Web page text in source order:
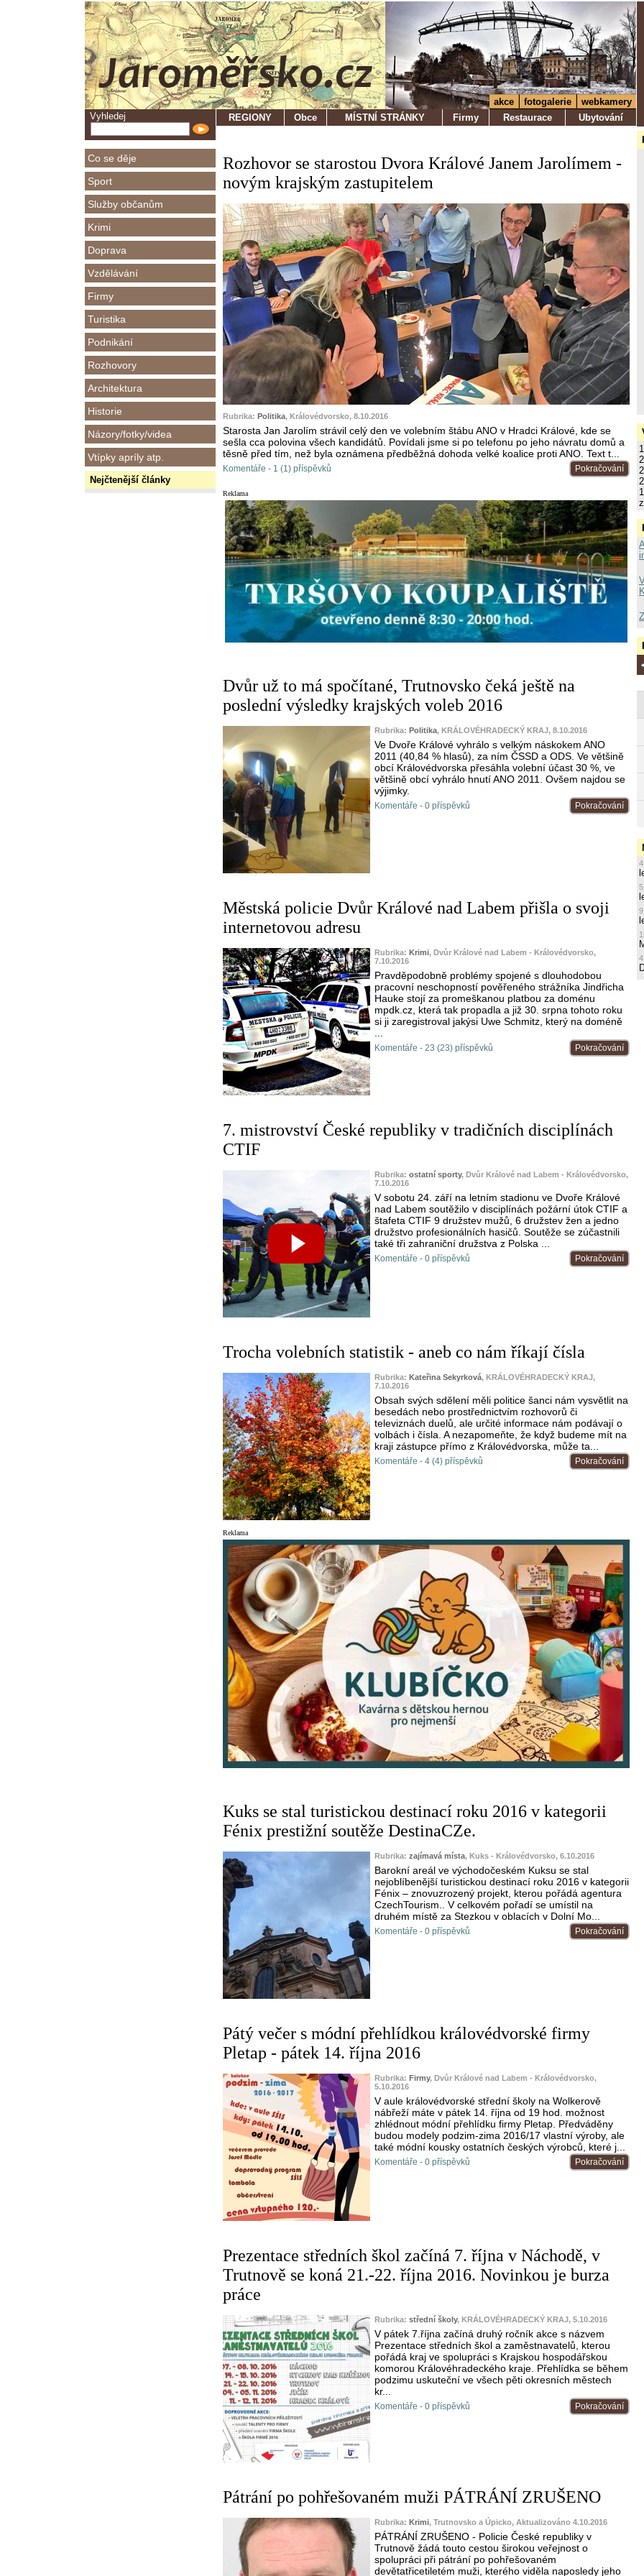
Vyhledej
Co se děje
Sport
Služby občanům
Krimi
Doprava
Vzdělávání
Firmy
Turistika
Podnikání
Rozhovory
Architektura
Historie
Názory/fotky/videa
Vtípky apríly atp.
Nejčtenější články
akce fotogalerie
webkamery
REGIONY
Obce MÍSTNÍ STRÁNKY Firmy Restaurace Ubytování
Rozhovor se starostou Dvora Králové Janem Jarolímem -
novým krajským zastupitelem
Rubrika: Politika, Královédvorsko, 8.10.2016
Starosta Jan Jarolím strávil celý den ve volebním štábu ANO v Hradci Králové, kde se
sešla cca polovina všech kandidátů. Povídali jsme si po telefonu po jeho návratu domů a
těsně před tím, než byla oznámena předběžná dohoda velké koalice proti ANO. Text t...
Pokračování
Komentáře - 1 (1) příspěvků
Reklama
Dvůr už to má spočítané, Trutnovsko čeká ještě na
poslední výsledky krajských voleb 2016
Rubrika: Politika, KRÁLOVÉHRADECKÝ KRAJ, 8.10.2016
Ve Dvoře Králové vyhrálo s velkým náskokem ANO
2011 (40,84 % hlasů), za ním ČSSD a ODS. Ve většině
obcí Královédvorska přesáhla volební účast 30 %, ve
většině obcí vyhrálo hnutí ANO 2011. Ovšem najdou se
výjimky.
Pokračování
Komentáře - 0 příspěvků
Městská policie Dvůr Králové nad Labem přišla o svoji
internetovou adresu
Rubrika: Krimi, Dvůr Králové nad Labem - Královédvorsko,
7.10.2016
Pravděpodobně problémy spojené s dlouhodobou
pracovní neschopností pověřeného strážníka Jindřicha
Hauke stojí za promeškanou platbou za doménu
mpdk.cz, která tak propadla a již 30. srpna tohoto roku
si ji zaregistroval jakýsi Uwe Schmitz, který na doméně
Pokračování
Komentáře - 23 (23) příspěvků
7. mistrovství České republiky v tradičních disciplínách
CTIF
Rubrika: ostatní sporty, Dvůr Králové nad Labem - Královédvorsko,
7.10.2016
V sobotu 24. září na letním stadionu ve Dvoře Králové
nad Labem soutěžilo v disciplínách požární útok CTIF a
štafeta CTIF 9 družstev mužů, 6 družstev žen a jedno
družstvo profesionálních hasičů. Soutěže se zúčastnili
také tři zahraniční družstva z Polska ...
Pokračování
Komentáře - 0 příspěvků
Trocha volebních statistik - aneb co nám říkají čísla
Rubrika: Kateřina Sekyrková, KRÁLOVÉHRADECKÝ KRAJ,
7.10.2016
Obsah svých sdělení měli politice šanci nám vysvětlit na
besedách nebo prostřednictvím rozhovorů či
televiznách duelů, ale určité informace nám podávají o
volbách i čísla. A nezapomeňte, že když budeme mít na
kraji zástupce přímo z Královédvorska, může ta...
Pokračování
Komentáře - 4 (4) příspěvků
Reklama
Kuks se stal turistickou destinací roku 2016 v kategorii
Fénix prestižní soutěže DestinaCZe.
Rubrika: zajímavá místa, Kuks - Královédvorsko, 6.10.2016
Barokní areál ve východočeském Kuksu se stal
nejoblíbenější turistickou destinací roku 2016 v kategorii
Fénix – znovuzrozený projekt, kterou pořádá agentura
CzechTourism.. V celkovém pořadí se umístil na
druhém místě za Stezkou v oblacích v Dolní Mo...
Pokračování
Komentáře - 0 příspěvků
Pátý večer s módní přehlídkou královédvorské firmy
Pletap - pátek 14. října 2016
Rubrika: Firmy, Dvůr Králové nad Labem - Královédvorsko,
5.10.2016
V aule královédvorské střední školy na Wolkerově
nábřeží máte v pátek 14. října od 19 hod. možnost
zhlédnout módní přehlídku firmy Pletap. Předváděny
budou modely podzim-zima 2016/17 vlastní výroby, ale
také módní kousky ostatních českých výrobců, které j...
Pokračování
Komentáře - 0 příspěvků
Prezentace středních škol začíná 7. října v Náchodě, v
Trutnově se koná 21.-22. října 2016. Novinkou je burza
práce
Rubrika: střední školy, KRÁLOVÉHRADECKÝ KRAJ, 5.10.2016
V pátek 7.října začíná druhý ročník akce s názvem
Prezentace středních škol a zaměstnavatelů, kterou
pořádá kraj ve spolupráci s Krajskou hospodářskou
komorou Královéhradeckého kraje. Přehlídka se během
podzimu uskuteční ve všech pěti okresních městech
kr...
Pokračování
Komentáře - 0 příspěvků
Pátrání po pohřešovaném muži PÁTRÁNÍ ZRUŠENO
Rubrika: Krimi, Trutnovsko a Úpicko, Aktualizováno 4.10.2016
PÁTRÁNÍ ZRUŠENO - Policie České republiky v
Trutnově žádá touto cestou širokou veřejnost o
spolupráci při pátrání po pohřešovaném
devětatřicetiletém muži, kterého viděla naposledy jeho